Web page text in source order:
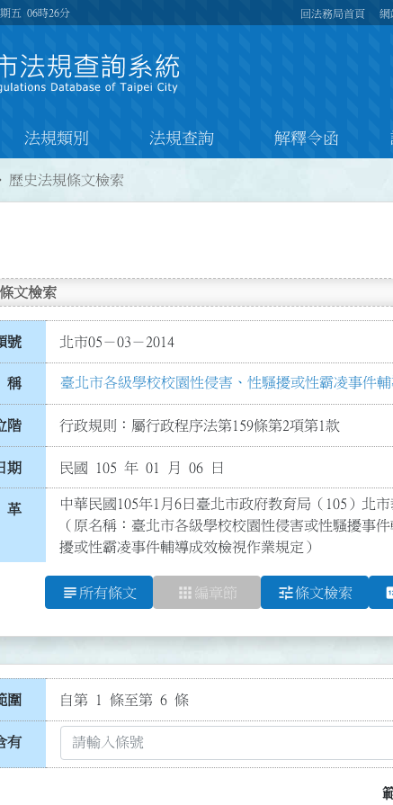
期五06時26分 回法務局首頁 網
法規類別 法規查詢 解釋令函
歷史法規條文檢索
文檢索
號 北市05－03－2014
臺北市各級學校校園性侵害、性騷擾或性霸凌事件
階 行政規則：屬行政程序法第159條第2項第1款
期 民國 105 年 01 月 06 日
中華民國105年1月6日臺北市政府教育局（105）北
（原名稱：臺北市各級學校校園性侵害或性騷擾事
擾或性霸凌事件輔導成效檢視作業規定）
subject 所有條文 apps 編章節 tune條文檢索
圍 自第 1 條至第 6 條
有